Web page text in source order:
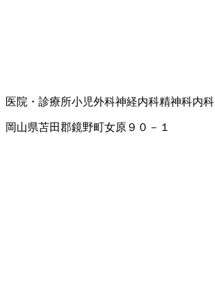
医院・診療所小児外科神経内科精神科内科
岡山県苫田郡鏡野町女原９０－１